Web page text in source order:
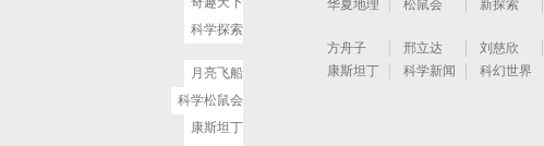
科学探索
月亮飞船
科学松鼠会
康斯坦丁
华夏地理
松鼠会 新探索
方舟子 邢立达 刘慈欣
康斯坦丁
科学新闻 科幻世界